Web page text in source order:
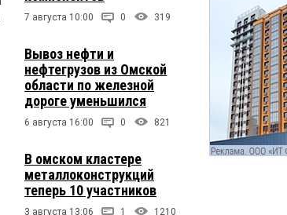
7 августа 10:00 0 319
Вывоз нефти и
нефтегрузов из Омской
области по железной
дороге уменьшился
6 августа 16:00 0 821
В омском кластере
металлоконструкций
теперь 10 участников
3 августа 13:06 1 1210